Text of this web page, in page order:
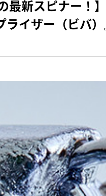
新スピナー！
ライザー（ビバ